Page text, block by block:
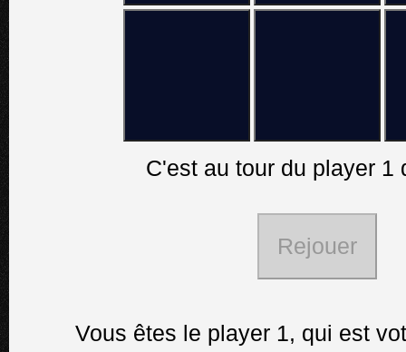
C'est au tour du player 1
Rejouer
Vous êtes le player 1, qui est